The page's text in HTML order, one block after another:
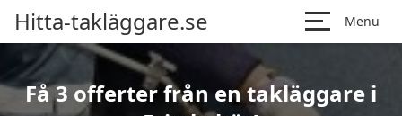
Hitta-takläggare.se Menu
Få 3 offerter från en takläggare i